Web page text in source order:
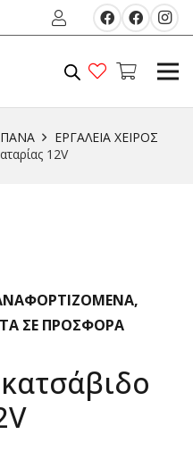
ΕΡΓΑΛΕΙΑ ΧΕΙΡΟΣ
12V
,
ΣΕ ΠΡΟΣΦΟΡΑ